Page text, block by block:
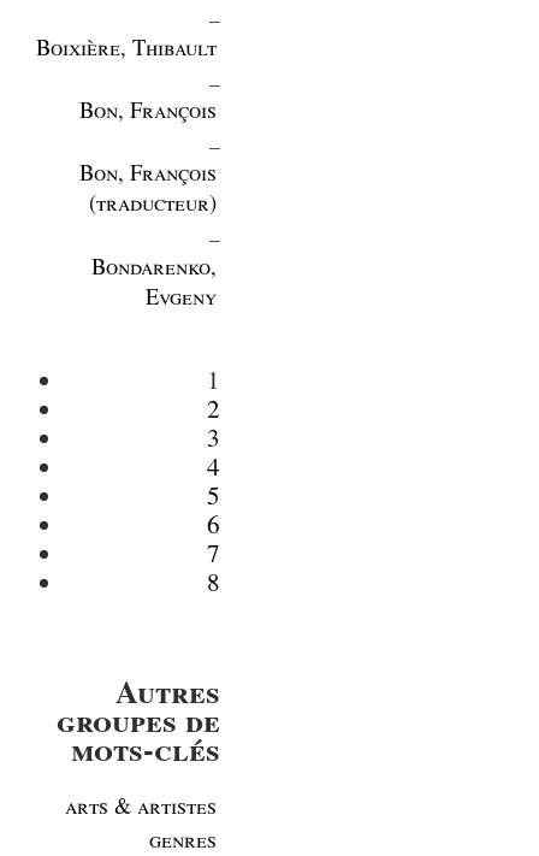
Boixière, Thibault
Bon, François
Bon, François
(traducteur)
Bondarenko,
Evgeny
1
2
3
4
5
6
7
8
Autres
groupes de
mots-clés
arts & artistes
genres